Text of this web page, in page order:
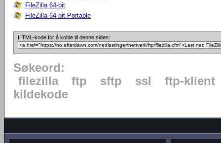
FileZilla 64-bit
FileZilla 64-bit Portable
HTML-kode for å koble til denne siden:
Søkeord:
filezilla
ftp sftp ssl
ftp-klient
kildekode